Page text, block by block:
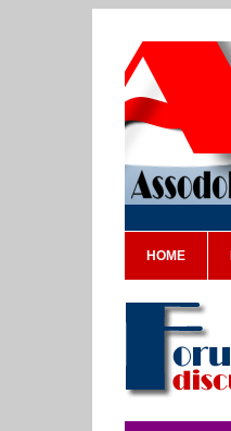
HOME